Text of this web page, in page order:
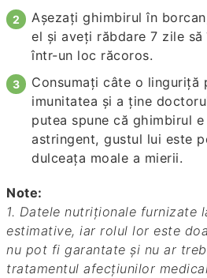
Aşezaţi ghimbirul în
el şi aveţi răbdare 7 zile
într-un loc răcoros.
Consumaţi câte o linguriţă
imunitatea şi a ţine
putea spune că ghimbirul
astringent, gustul lui este
dulceaţa moale a mierii.
Note:
1. Datele nutriționale furnizate la unele rețete sunt
estimative, iar rolul lor este
nu pot fi garantate și nu ar
tratamentul afecțiunilor